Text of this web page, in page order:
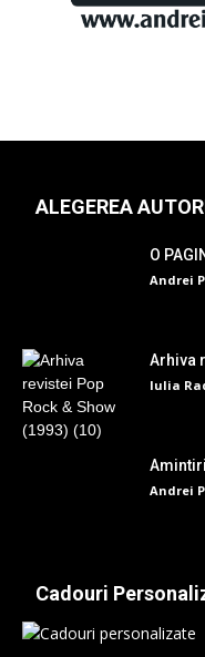
ALEGEREA
O
Andrei
Arhiva
Iulia
Andrei
Cadouri